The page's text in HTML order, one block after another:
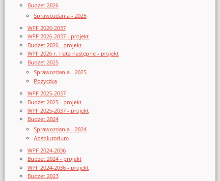
Budżet 2026
Sprawozdania - 2026
WPF 2026-2037
WPF 2026-2037 - projekt
Budżet 2026 - projekt
WPF 2026 r. i lata następne - projekt
Budżet 2025
Sprawozdania - 2025
Pożyczka
WPF 2025-2037
Budżet 2025 - projekt
WPF 2025-2037 - projekt
Budżet 2024
Sprawozdania - 2024
Absolutorium
WPF 2024-2036
Budżet 2024 - projekt
WPF 2024-2036 - projekt
Budżet 2023